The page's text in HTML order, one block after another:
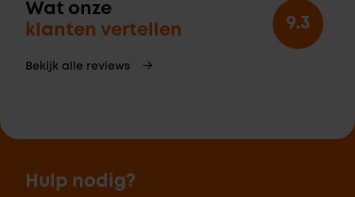
Wat onze
klanten vertellen
Bekijk alle reviews
9.3
Hulp nodig?